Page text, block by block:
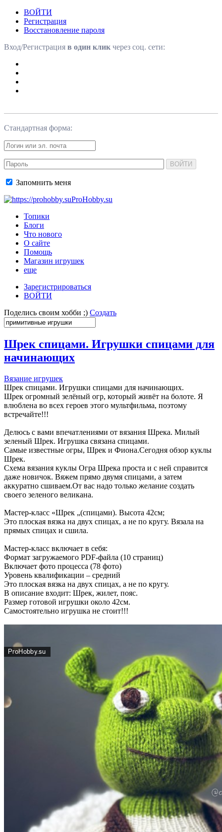
ВОЙТИ
Регистрация
Восстановление пароля
Вход/Регистрация в один клик через соц. сети:
Стандартная форма:
ВОЙТИ
Запомнить меня
ProHobby.su
Топики
Блоги
Что нового
О сайте
Помощь
Магазин игрушек
еще
Зарегистрироваться
ВОЙТИ
Поделись своим хобби ;) Создать
Шрек спицами. Игрушки спицами для
начинающих
Вязание игрушек
Шрек спицами. Игрушки спицами для начинающих.
Шрек огромный зелёный огр, который живёт на болоте. Я
влюблена во всех героев этого мультфильма, поэтому
встречайте!!!
Делюсь с вами впечатлениями от вязания Шрека. Милый
зеленый Шрек. Игрушка связана спицами.
Самые известные огры, Шрек и Фиона.Сегодня обзор куклы
Шрек.
Схема вязания куклы Огра Шрека проста и с ней справится
даже новичок. Вяжем прямо двумя спицами, а затем
аккуратно сшиваем.От вас надо только желание создать
своего зеленого великана.
Мастер-класс «Шрек „(спицами). Высота 42см;
Это плоская вязка на двух спицах, а не по кругу. Вязала на
прямых спицах и сшила.
Мастер-класс включает в себя:
Формат загружаемого PDF-файла (10 страниц)
Включает фото процесса (78 фото)
Уровень квалификации – средний
Это плоская вязка на двух спицах, а не по кругу.
В описание входит: Шрек, жилет, пояс.
Размер готовой игрушки около 42см.
Самостоятельно игрушка не стоит!!!